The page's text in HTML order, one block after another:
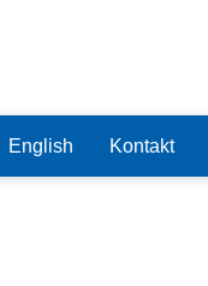
English Kontakt